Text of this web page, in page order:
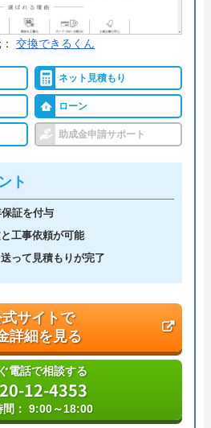
電話で相談する
221-611
の基本情報
利
0014
交換できるくん
ネット見積もり
ローン
助成金申請サポート
ト
証を付与
工事依頼が可能
って見積もりが完了
サイトで
詳細を見る
電話で相談する
12-4353
間： 9:00～18:00